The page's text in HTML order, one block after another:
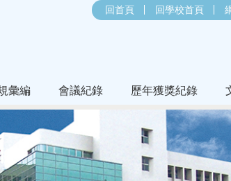
回首頁 回學校首頁
彙編 會議紀錄 歷年獲獎紀錄